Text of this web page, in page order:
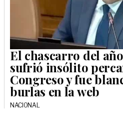
El chascarro del
sufrió insólito
Congreso y fue
burlas en la web
NACIONAL